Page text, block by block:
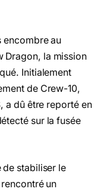
encombre au
Dragon, la mission
Initialement
de Crew-10,
a dû être reporté en
sur la fusée
de stabiliser le
un